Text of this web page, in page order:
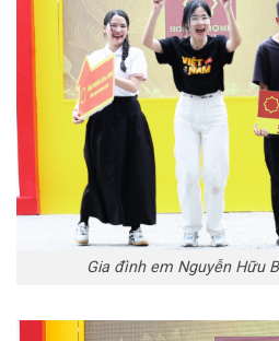
Gia đình em Nguyễn Hữu